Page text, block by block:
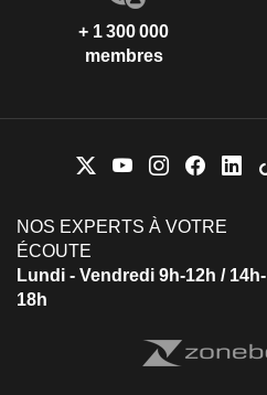
+ 1 300 000
membres
NOS EXPERTS À VOTRE
ÉCOUTE
Lundi - Vendredi 9h-12h / 14h-
18h